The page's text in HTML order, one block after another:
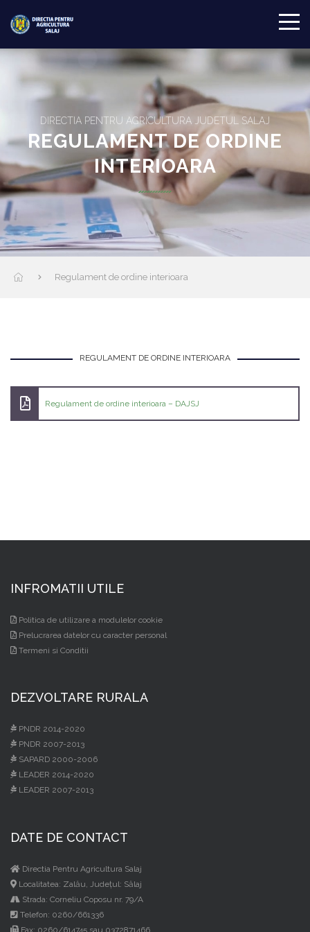
DIRECTIA PENTRU AGRICULTURA JUDETUL SALAJ
REGULAMENT DE ORDINE
INTERIOARA
Regulament de ordine interioara
REGULAMENT DE ORDINE INTERIOARA
Regulament de ordine interioara – DAJSJ
INFROMATII UTILE
Politica de utilizare a modulelor cookie
Prelucrarea datelor cu caracter personal
Termeni si Conditii
DEZVOLTARE RURALA
PNDR 2014-2020
PNDR 2007-2013
SAPARD 2000-2006
LEADER 2014-2020
LEADER 2007-2013
DATE DE CONTACT
Directia Pentru Agricultura Salaj
Localitatea: Zalău, Judeţul: Sălaj
Strada: Corneliu Coposu nr. 79/A
Telefon: 0260/661336
Fax: 0260/614745 sau 0372871466